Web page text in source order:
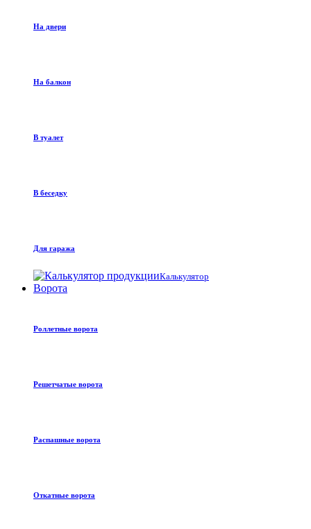
На двери
На балкон
В туалет
В беседку
Для гаража
Калькулятор
Ворота
Роллетные ворота
Решетчатые ворота
Распашные ворота
Откатные ворота